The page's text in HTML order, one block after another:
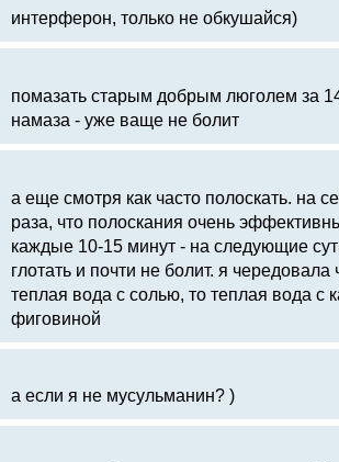
интерферон, только не обкушайся)
помазать старым добрым люголем за
намаза - уже ваще не болит
а еще смотря как часто полоскать. на
раза, что полоскания очень
каждые 10-15 минут - на следующие
глотать и почти не болит. я чередовала
теплая вода с солью, то теплая вода с
фиговиной
а если я не мусульманин? )